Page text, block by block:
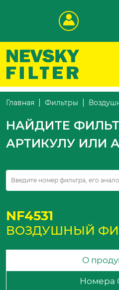
Главная Фильтры
НАЙДИТЕ
АРТИКУЛУ ИЛИ
NF4531
ВОЗДУШНЫЙ
О
Номера